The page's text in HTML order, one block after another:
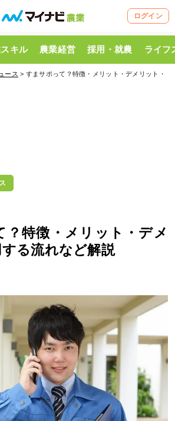
ログイン
キル 農業経営 採用・就農 ライフ
ース > すまサポって？特徴・メリット・デメリット・
？特徴・メリット・デメ
る流れなど解説